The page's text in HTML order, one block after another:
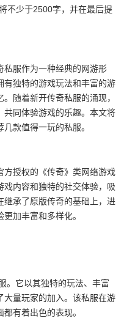
不少于2500字，并在最后提
私服作为一种经典的网游形
有独特的游戏玩法和丰富的游
随着新开传奇私服的涌现，
共同体验游戏的乐趣。本文将
款值得一玩的私服。
方授权的《传奇》类网络游戏
戏内容和独特的社交体验，吸
继承了原版传奇的基础上，进
加丰富和多样化。
。它以其独特的玩法、丰富
大量玩家的加入。该私服在游
有着出色的表现。